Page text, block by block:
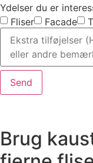
Ydelser du er
Fliser
Facade
Send
Brug